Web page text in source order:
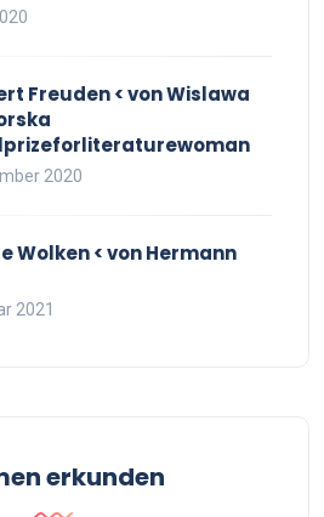
Freuden < von Wislawa
2020
Wolken < von Hermann
2021
erkunden